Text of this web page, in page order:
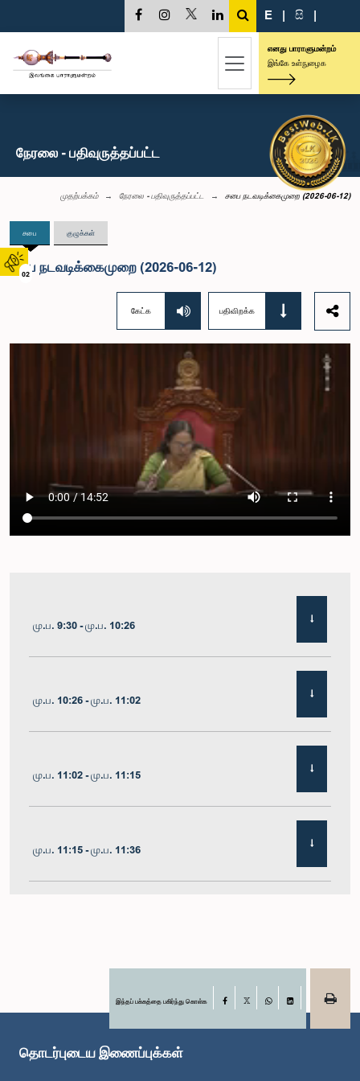
02
E | සි |
எனது பாராளுமன்றம்
இங்கே உள்நுழைக
நேரலை - பதிவுருத்தப்பட்ட
முதற்பக்கம் நேரலை - பதிவுருத்தப்பட்ட சபை நடவடிக்கைமுறை (2026-06-12)
சபை குழுக்கள்
சபை நடவடிக்கைமுறை (2026-06-12)
கேட்க பதிவிறக்க
மு.ப. 9:30 - மு.ப. 10:26
மு.ப. 10:26 - மு.ப. 11:02
மு.ப. 11:02 - மு.ப. 11:15
மு.ப. 11:15 - மு.ப. 11:36
மு.ப. 11:45 - மு.ப. 11:59இந்தப் பக்கத்தை பகிர்ந்து கொள்க Facebook
LinkedIn
தொடர்புடைய இணைப்புக்கள்